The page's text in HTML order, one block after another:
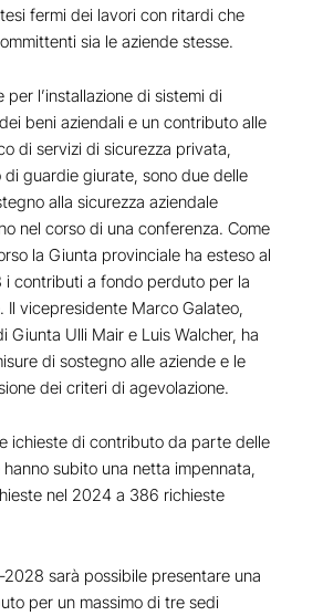
fermi dei lavori con ritardi che
sia le aziende stesse.
l’installazione di sistemi di
beni aziendali e un contributo alle
di servizi di sicurezza privata,
di guardie giurate, sono due delle
alla sicurezza aziendale
nel corso di una conferenza. Come
la Giunta provinciale ha esteso al
contributi a fondo perduto per la
Il vicepresidente Marco Galateo,
Giunta Ulli Mair e Luis Walcher, ha
di sostegno alle aziende e le
dei criteri di agevolazione.
ichieste di contributo da parte delle
subito una netta impennata,
nel 2024 a 386 richieste
sarà possibile presentare una
per un massimo di tre sedi